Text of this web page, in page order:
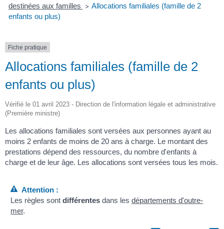
destinées aux familles
> Allocations familiales (famille de 2
enfants ou plus)
Fiche pratique
Allocations familiales (famille de 2
enfants ou plus)
Vérifié le 01 avril 2023 - Direction de l'information légale et administrative
(Première ministre)
Les allocations familiales sont versées aux personnes ayant au
moins 2 enfants de moins de 20 ans à charge. Le montant des
prestations dépend des ressources, du nombre d'enfants à
charge et de leur âge. Les allocations sont versées tous les mois.
Attention :
Les règles sontdifférentes dans lesdépartements d'outre-
mer.